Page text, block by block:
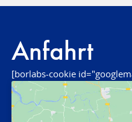
Anfahrt
[borlabs-cookie